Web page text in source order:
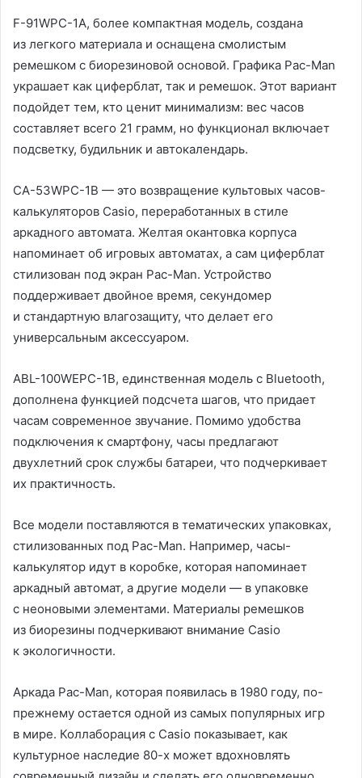
F-91WPC-1A, более компактная модель, создана
из легкого материала и оснащена смолистым
ремешком с биорезиновой основой. Графика Pac-Man
украшает как циферблат, так и ремешок. Этот вариант
подойдет тем, кто ценит минимализм: вес часов
составляет всего 21 грамм, но функционал включает
подсветку, будильник и автокалендарь.
CA-53WPC-1B — это возвращение культовых часов-
калькуляторов Casio, переработанных в стиле
аркадного автомата. Желтая окантовка корпуса
напоминает об игровых автоматах, а сам циферблат
стилизован под экран Pac-Man. Устройство
поддерживает двойное время, секундомер
и стандартную влагозащиту, что делает его
универсальным аксессуаром.
ABL-100WEPC-1B, единственная модель с Bluetooth,
дополнена функцией подсчета шагов, что придает
часам современное звучание. Помимо удобства
подключения к смартфону, часы предлагают
двухлетний срок службы батареи, что подчеркивает
их практичность.
Все модели поставляются в тематических упаковках,
стилизованных под Pac-Man. Например, часы-
калькулятор идут в коробке, которая напоминает
аркадный автомат, а другие модели — в упаковке
с неоновыми элементами. Материалы ремешков
из биорезины подчеркивают внимание Casio
к экологичности.
Аркада Pac-Man, которая появилась в 1980 году, по-
прежнему остается одной из самых популярных игр
в мире. Коллаборация с Casio показывает, как
культурное наследие 80-х может вдохновлять